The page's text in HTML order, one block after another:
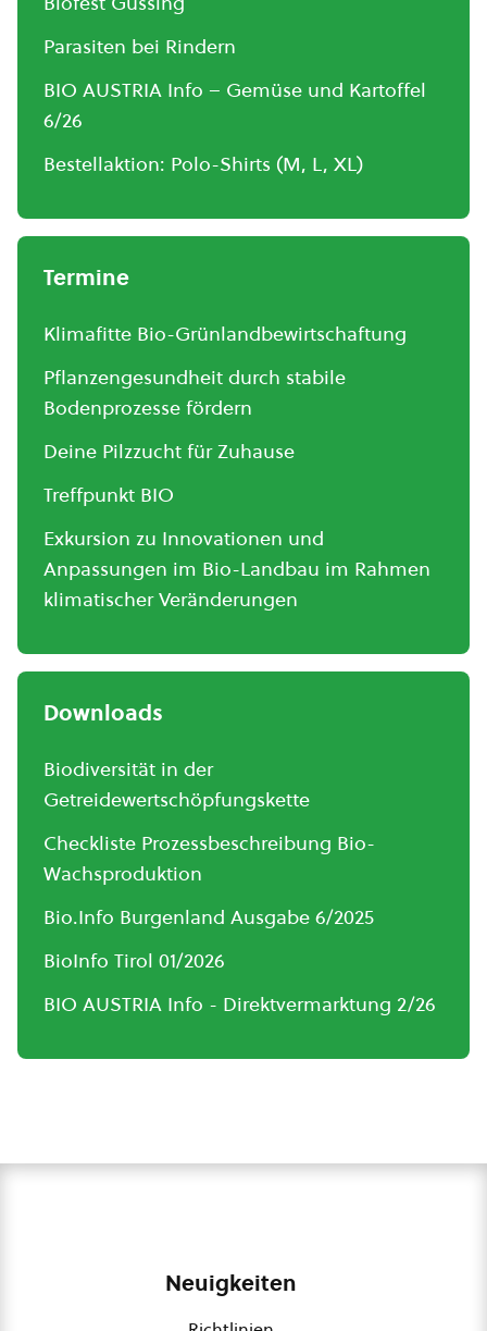
Parasiten bei Rindern
BIO AUSTRIA Info – Gemüse und Kartoffel
6/26
Bestellaktion: Polo-Shirts (M, L, XL)
Termine
Klimafitte Bio-Grünlandbewirtschaftung
Pflanzengesundheit durch stabile
Bodenprozesse fördern
Deine Pilzzucht für Zuhause
Treffpunkt BIO
Exkursion zu Innovationen und
Anpassungen im Bio-Landbau im Rahmen
klimatischer Veränderungen
Downloads
Biodiversität in der
Getreidewertschöpfungskette
Checkliste Prozessbeschreibung Bio-
Wachsproduktion
Bio.Info Burgenland Ausgabe 6/2025
BioInfo Tirol 01/2026
BIO AUSTRIA Info - Direktvermarktung 2/26
Neuigkeiten